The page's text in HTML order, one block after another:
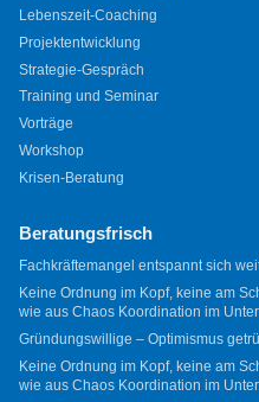
Lebenszeit-Coaching
Projektentwicklung
Strategie-Gespräch
Training und Seminar
Vorträge
Workshop
Krisen-Beratung
Beratungsfrisch
Fachkräftemangel entspannt sich
Keine Ordnung im Kopf, keine am
wie aus Chaos Koordination im
Gründungswillige – Optimismus
Keine Ordnung im Kopf, keine am
wie aus Chaos Koordination im